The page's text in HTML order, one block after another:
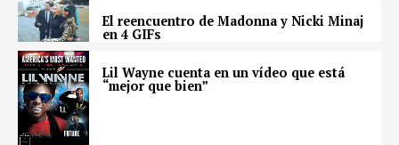
El reencuentro de Madonna y Nicki Minaj
en 4 GIFs
Lil Wayne cuenta en un vídeo que está
“mejor que bien”